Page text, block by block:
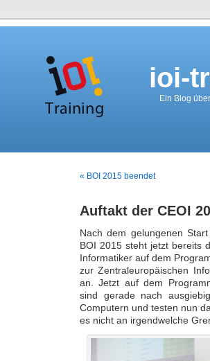
ioi-
Ein Blog
« BOI 2015 beendet
Auftakt der CEOI
Nach dem gelungenen
BOI 2015 steht jetzt bereits
Informatiker auf dem
zur Zentraleuropäischen
an. Jetzt auf dem
sind gerade nach
Computern und testen nun
es nicht an irgendwelche